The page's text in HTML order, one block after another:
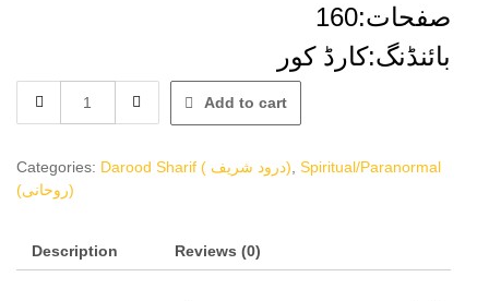
صفحات:160
بائنڈنگ:کارڈ کور
Shareef
Mushkilat
ka
Hal
سے
مشکلات
Add to cart
Categories: Darood Sharif ( درود شریف) Spiritual/Paranormal
(روحانی)
Description Reviews (0)